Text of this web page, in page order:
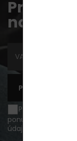
noviniek
PRIHLÁSIŤ SA K
Prajem si byť
ponukách e-
údajov